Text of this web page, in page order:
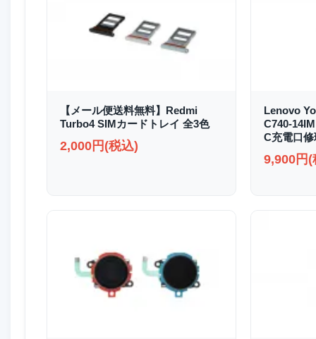
【メール便送料無料】Redmi
Turbo4 SIMカードトレイ 全3色
2,000円(税込)
Lenovo
C740-
C充電口
9,900円(